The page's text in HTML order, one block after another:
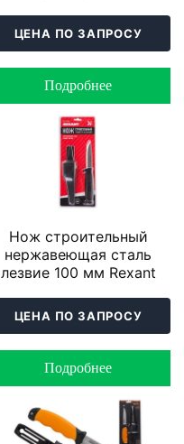
ЦЕНА ПО ЗАПРОСУ
Подробнее
Нож строительный
нержавеющая сталь
лезвие 100 мм Rexant
ЦЕНА ПО ЗАПРОСУ
Подробнее